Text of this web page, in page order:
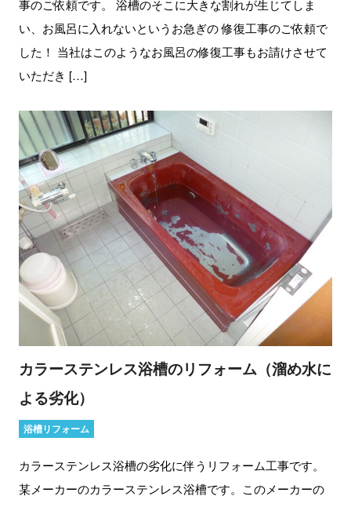
事のご依頼です。 浴槽のそこに大きな割れが生じてしま
い、お風呂に入れないというお急ぎの 修復工事のご依頼で
した！ 当社はこのようなお風呂の修復工事もお請けさせて
いただき […]
カラーステンレス浴槽のリフォーム（溜め水に
よる劣化）
浴槽リフォーム
カラーステンレス浴槽の劣化に伴うリフォーム工事です。
某メーカーのカラーステンレス浴槽です。このメーカーの